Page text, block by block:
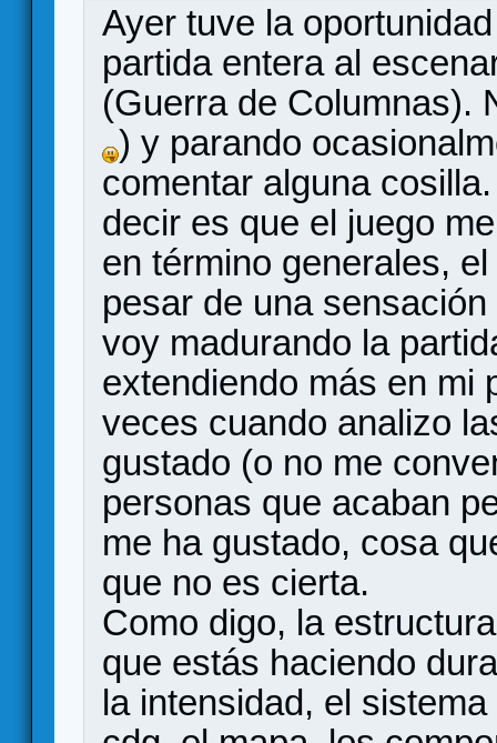
Ayer tuve la
partida entera al
(Guerra de Columnas).
) y parando
comentar alguna
decir es que el juego
en término generales,
pesar de una
voy madurando la
extendiendo más en mi
veces cuando analizo
gustado (o no me
personas que acaban
me ha gustado, cosa
que no es cierta.
Como digo, la
que estás haciendo
la intensidad, el